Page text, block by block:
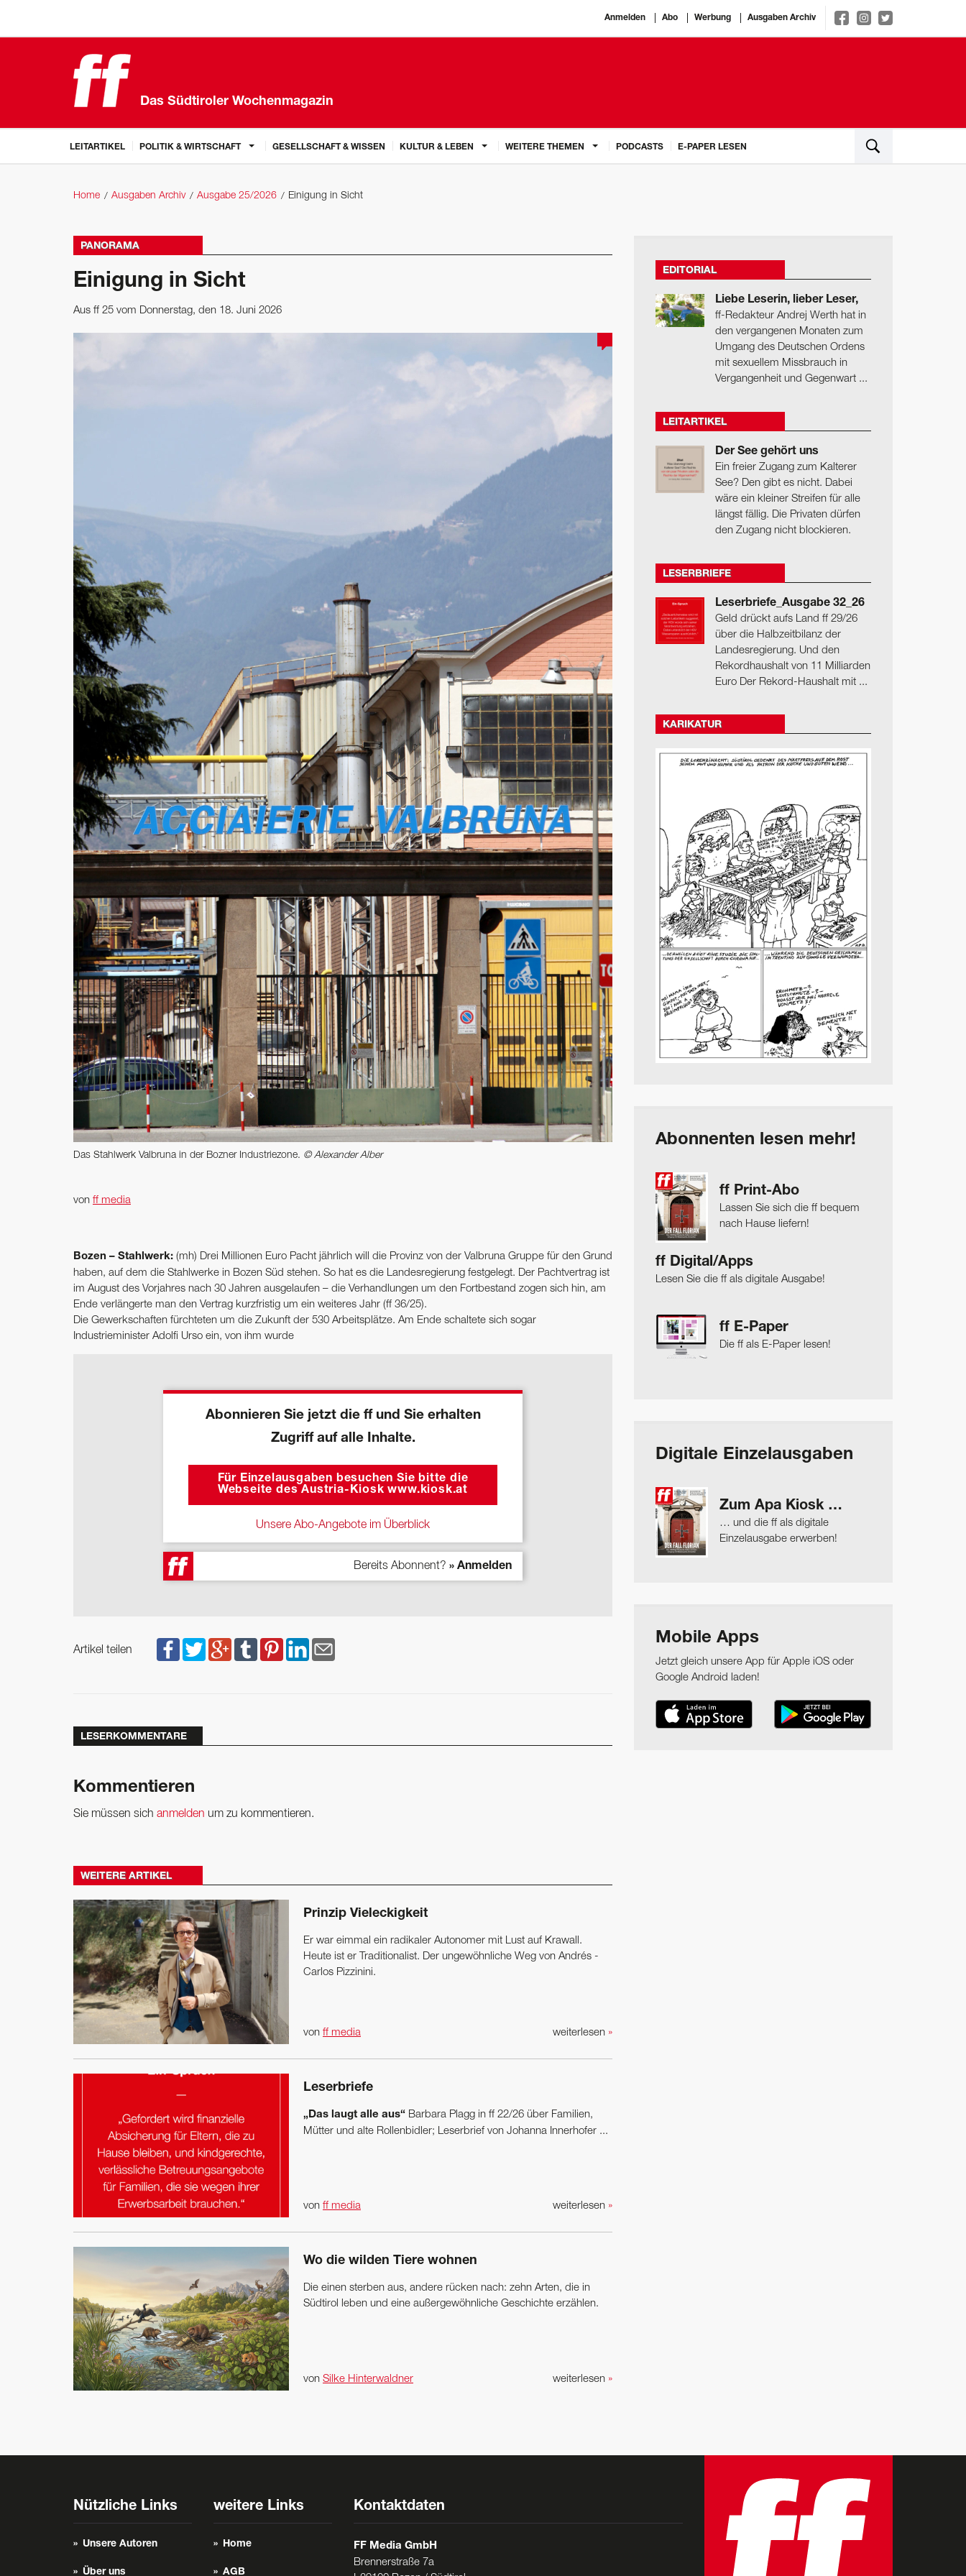
Anmelden Abo Werbung Ausgaben Archiv
Das Südtiroler Wochenmagazin
LEITARTIKEL POLITIK & WIRTSCHAFT GESELLSCHAFT & WISSEN KULTUR & LEBEN WEITERE THEMEN PODCASTS E-PAPER LESEN
Home Ausgaben Archiv Ausgabe 25/2026 Einigung in Sicht
PANORAMA
Einigung in Sicht
Aus ff 25 vom Donnerstag, den 18. Juni 2026
Das Stahlwerk Valbruna in der Bozner Industriezone. © Alexander Alber
von ff media
Bozen – Stahlwerk: (mh) Drei Millionen Euro Pacht jährlich will die Provinz von der Valbruna Gruppe für den Grund
haben, auf dem die Stahlwerke in Bozen Süd stehen. So hat es die Landesregierung festgelegt. Der Pachtvertrag ist
im August des Vorjahres nach 30 Jahren ausgelaufen – die Verhandlungen um den Fortbestand zogen sich hin, am
Ende verlängerte man den Vertrag kurzfristig um ein weiteres Jahr (ff 36/25).
Die Gewerkschaften fürchteten um die Zukunft der 530 Arbeitsplätze. Am Ende schaltete sich sogar
Industrieminister Adolfi Urso ein, von ihm wurde
Abonnieren Sie jetzt die ff und Sie erhalten
Zugriff auf alle Inhalte.
Für Einzelausgaben besuchen Sie bitte die
Webseite des Austria-Kiosk www.kiosk.at
Unsere Abo-Angebote im Überblick
Bereits Abonnent? » Anmelden
Artikel teilen
LESERKOMMENTARE
Kommentieren
Sie müssen sich anmelden um zu kommentieren.
WEITERE ARTIKEL
Prinzip Vieleckigkeit
Er war eimmal ein radikaler Autonomer mit Lust auf Krawall.
Heute ist er ­Traditionalist. Der ­ungewöhnliche Weg von Andrés ­
Carlos Pizzinini.
weiterlesen »
von ff media
Leserbriefe
„Das laugt alle aus“ Barbara Plagg in ff 22/26 über Familien,
Mütter und alte Rollenbidler; ­Leserbrief von Johanna Innerhofer ...
weiterlesen »
von ff media
Wo die wilden Tiere wohnen
Die einen sterben aus, andere rücken nach: zehn Arten, die in
Südtirol leben und eine außergewöhnliche Geschichte erzählen.
weiterlesen »
von Silke Hinterwaldner
EDITORIAL
Liebe Leserin, lieber Leser,
ff-Redakteur Andrej Werth hat in
den vergangenen Monaten zum
Umgang des Deutschen Ordens
mit sexuellem Missbrauch in
Vergangenheit und Gegenwart ...
LEITARTIKEL
Der See gehört uns
Ein freier Zugang zum Kalterer
See? Den gibt es nicht. Dabei
wäre ein kleiner Streifen für alle
längst fällig. Die Privaten dürfen
den Zugang nicht blockieren.
LESERBRIEFE
Leserbriefe_Ausgabe 32_26
Geld drückt aufs Land ff 29/26
über die Halbzeitbilanz der
Landesregierung. Und den
Rekordhaushalt von 11 Milliarden
Euro Der Rekord-Haushalt mit ...
KARIKATUR
Abonnenten lesen mehr!
ff Print-Abo
Lassen Sie sich die ff bequem
nach Hause liefern!
ff Digital/Apps
Lesen Sie die ff als digitale Ausgabe!
ff E-Paper
Die ff als E-Paper lesen!
Digitale Einzelausgaben
Zum Apa Kiosk …
… und die ff als digitale
Einzelausgabe erwerben!
Mobile Apps
Jetzt gleich unsere App für Apple iOS oder
Google Android laden!
Nützliche Links
Unsere Autoren
Über uns
weitere Links
Home
AGB
Kontaktdaten
FF Media GmbH
Brennerstraße 7a